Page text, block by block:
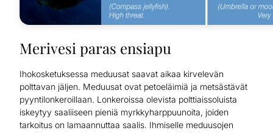
Merivesi paras ensiapu
Ihokosketuksessa meduusat saavat aikaa kirvelevän
polttavan jäljen. Meduusat ovat petoeläimiä ja metsästävät
pyyntilonkeroillaan. Lonkeroissa olevista polttiaissoluista
iskeytyy saaliiseen pieniä myrkkyharppuunoita, joiden
tarkoitus on lamaannuttaa saalis. Ihmiselle meduusojen